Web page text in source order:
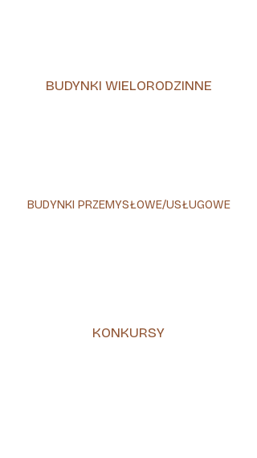
BUDYNKI WIELORODZINNE
BUDYNKI PRZEMYSŁOWE/USŁUGOWE
KONKURSY